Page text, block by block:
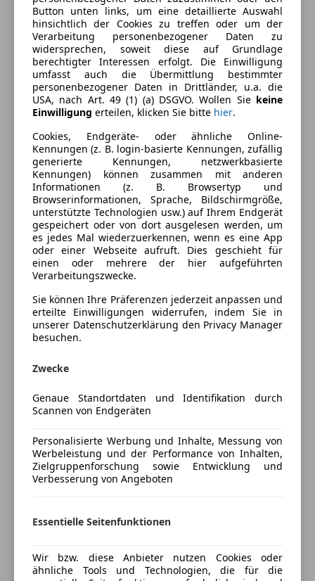
Komfort
Berganfahrassistent
Elektrische Heckklappe
Elektrische Seitenspiegel
Getönte Scheiben
Klimaautomatik
Lederlenkrad
Lichtsensor
Lordosenstütze
Multifunktionslenkrad
Navigationssystem
Regensensor
Sitzheizung
Tempomat
Unterhaltung/Media
Freisprecheinrichtung
Sicherheit
Abstandstempomat
Fernlichtassistent
Isofix
Servolenkung
Spurhalteassistent
Totwinkel-Assistent
Wegfahrsperre
Extras
Mehr anzeigen
Farbe und Innenausstattung
Außenfarbe
Grau
Farbe laut Hersteller
Daytonagraumetallic
Lackierung
Metallic
Farbe der
Innenausstattung
Schwarz
Fahrzeugbeschreibung
ACC, 19 Zoll Alufelgen, Außenspiegel anklappbar,
beheizbar & elektrisch, Dachreling, Durchladesystem,
dyn. Blinker, E-verstellbare Sitze, E-Heckklappe, Fahrer
Informationssystem, Fernlichtassistent, getönte
Scheiben, Handyvorbereitung, Audi Drive Select,
Berganfahrassistent, Audi Pre Sense, Innenspiegel
Heckleuchten, Lederlenkrad & Schaltknauf,
Lendenwirbelstütze, Metalliclackierung,
Mittelarmlehne, Multifunktionslenkrad,
Sitzheizung, Regensensor, Scheinwerfer-Reinigung,
Ambientelichtpaket, Ablage + Gepäckraumpaket,
Glanzpaket, Notfallassistent, Sitzlehne geteilt
Verkehrszeichenerkennung, virtuelles Cockpit Plus, 2-
Preisbewertung
Versicherung
Button unten links, um eine detaillierte Auswahl
hinsichtlich der Cookies zu treffen oder um der
Verarbeitung personenbezogener Daten zu
widersprechen, soweit diese auf Grundlage
berechtigter Interessen erfolgt. Die Einwilligung
umfasst auch die Übermittlung bestimmter
personenbezogener Daten in Drittländer, u.a. die
USA, nach Art. 49 (1) (a) DSGVO. Wollen Sie keine
Einwilligung erteilen, klicken Sie bitte hier.
Cookies, Endgeräte- oder ähnliche Online-
Kennungen (z. B. login-basierte Kennungen, zufällig
generierte Kennungen, netzwerkbasierte
Kennungen) können zusammen mit anderen
Informationen (z. B. Browsertyp und
Browserinformationen, Sprache, Bildschirmgröße,
unterstützte Technologien usw.) auf Ihrem Endgerät
gespeichert oder von dort ausgelesen werden, um
es jedes Mal wiederzuerkennen, wenn es eine App
oder einer Webseite aufruft. Dies geschieht für
einen oder mehrere der hier aufgeführten
Verarbeitungszwecke.
Sie können Ihre Präferenzen jederzeit anpassen und
erteilte Einwilligungen widerrufen, indem Sie in
unserer Datenschutzerklärung den Privacy Manager
besuchen.
Zwecke
Genaue Standortdaten und Identifikation durch
Scannen von Endgeräten
Personalisierte Werbung und Inhalte, Messung von
Werbeleistung und der Performance von Inhalten,
Zielgruppenforschung sowie Entwicklung und
Verbesserung von Angeboten
Essentielle Seitenfunktionen
Wir bzw. diese Anbieter nutzen Cookies oder
ähnliche Tools und Technologien, die für die